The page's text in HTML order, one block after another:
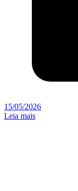
15/05/2026
Leia mais